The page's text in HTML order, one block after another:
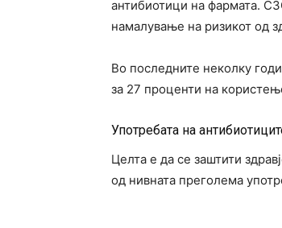
антибиотици на фармата.
намалување на ризикот од
Во последните неколку
за 27 проценти на
Употребата на
Целта е да се заштити
од нивната преголема